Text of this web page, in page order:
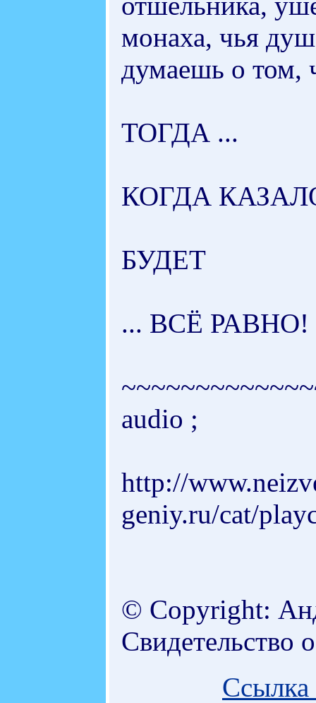
монаха, чья
думаешь о том,
ТОГДА ...
КОГДА
БУДЕТ
... ВСЁ РАВНО!
audio ;
http://
geniy.ru/cat/
© Copyright:
Свидетельство
Ссылка